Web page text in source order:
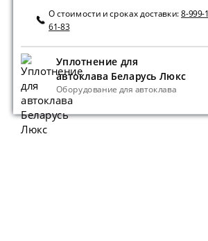
О стоимости и сроках доставки:8-999-
61-83
Уплотнение для
автоклава Беларусь Люкс
Оборудование для автоклава